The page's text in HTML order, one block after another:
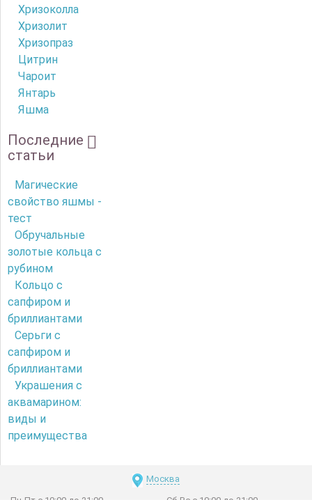
Хризоколла
Хризолит
Хризопраз
Цитрин
Чароит
Янтарь
Яшма
Последние
статьи
Магические
свойство яшмы -
тест
Обручальные
золотые кольца с
рубином
Кольцо с
сапфиром и
бриллиантами
Серьги с
сапфиром и
бриллиантами
Украшения с
аквамарином:
виды и
преимущества
Москва